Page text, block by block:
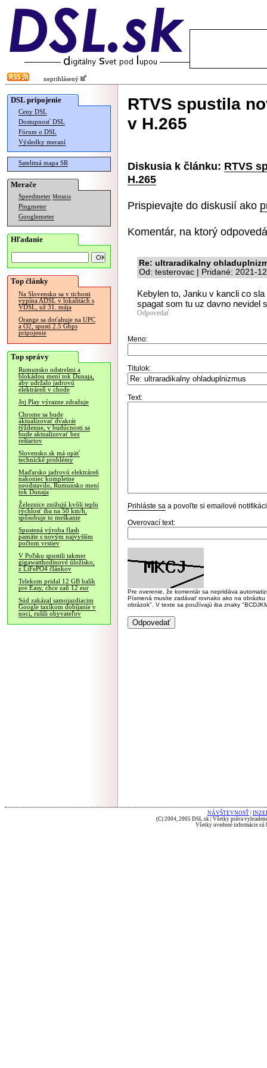
neprihlásený
DSL pripojenie
Ceny DSL
Dostupnosť DSL
Fórum o DSL
Výsledky meraní
Satelitná mapa SR
Merače
Speedmeter Merania
Pingmeter
Googlemeter
Hľadanie
Top články
Na Slovensku sa v tichosti
vypína ADSL v lokalitách s
VDSL, už 31. mája
Orange sa doťahuje na UPC
a O2, spustí 2.5 Gbps
pripojenie
Top správy
Rumunsko odstrelmi a
blokádou mení tok Dunaja,
aby udržalo jadrovú
elektráreň v chode
Joj Play výrazne zdražuje
Chrome sa bude
aktualizovať dvakrát
týždenne, v budúcnosti sa
bude aktualizovať bez
reštartov
Slovensko.sk má opäť
technické problémy
Maďarsko jadrovú elektráreň
nakoniec kompletne
neodstavilo, Rumunsko mení
tok Dunaja
Železnice znižujú kvôli teplu
rýchlosť iba na 50 km/h,
spôsobuje to meškanie
Spustená výroba flash
pamäte s novým najvyšším
počtom vrstiev
V Poľsku spustili takmer
gigawatthodinové úložisko,
z LiFePO4 článkov
Telekom pridal 12 GB balík
pre Easy, chce zaň 12 eur
Súd zakázal samojazdiacim
Google taxíkom dobíjanie v
noci, rušili obyvateľov
RTVS spustila
v H.265
Diskusia k článku: RTVS
H.265
Prispievajte do diskusií ako
Komentár, na ktorý
Re: ultraradikalny
Od: testerovac | Pridané: 2021-
Kebylen to, Janku v kancli co
spagat som tu uz davno nevidel
Odpovedať
Meno:
Titulok:
Text:
Prihláste sa a povoľte si emailové
Overovací text:
Pre overenie, že komentár sa nepridáva
Písmená musíte zadávať rovnako ako na
obrázok". V texte sa používajú iba znaky
NÁVŠTEVNOSŤ
(C) 2004, 2005 DSL.sk | Všetky práva
Všetky uvedené informácie sú